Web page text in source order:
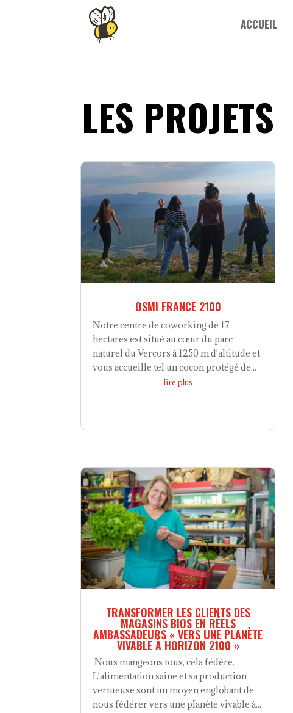
ACCUEIL
LES PROJETS
OSMI FRANCE 2100
Notre centre de coworking de 17
hectares est situé au cœur du parc
naturel du Vercors à 1250 m d'altitude et
vous accueille tel un cocon protégé de...
lire plus
TRANSFORMER LES CLIENTS DES
MAGASINS BIOS EN RÉELS
AMBASSADEURS « VERS UNE PLANÈTE
VIVABLE À HORIZON 2100 »
Nous mangeons tous, cela fédère.
L'alimentation saine et sa production
vertueuse sont un moyen englobant de
nous fédérer vers une pIanète vivable à...